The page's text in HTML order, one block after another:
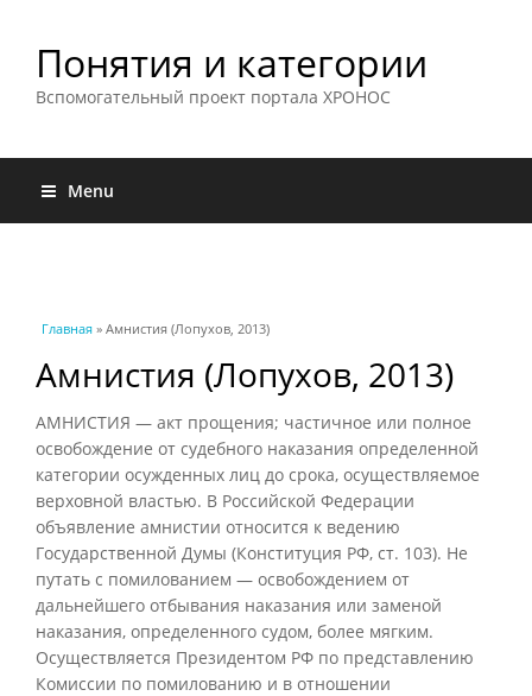
Понятия и категории
Вспомогательный проект портала ХРОНОС
Menu
Вы здесь
Главная » Амнистия (Лопухов, 2013)
Амнистия (Лопухов, 2013)
АМНИСТИЯ — акт прощения; частичное или полное
освобождение от судебного наказания определенной
категории осужденных лиц до срока, осуществляемое
верховной властью. В Российской Федерации
объявление амнистии относится к ведению
Государственной Думы (Конституция РФ, ст. 103). Не
путать с помилованием — освобождением от
дальнейшего отбывания наказания или заменой
наказания, определенного судом, более мягким.
Осуществляется Президентом РФ по представлению
Комиссии по помилованию и в отношении